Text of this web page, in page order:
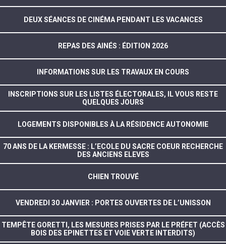
DEUX SÉANCES DE CINÉMA PENDANT LES VACANCES
REPAS DES AINÉS : ÉDITION 2026
INFORMATIONS SUR LES TRAVAUX EN COURS
INSCRIPTIONS SUR LES LISTES ÉLECTORALES, IL VOUS RESTE
QUELQUES JOURS
LOGEMENTS DISPONIBLES À LA RÉSIDENCE AUTONOMIE
70 ANS DE LA KERMESSE : L’ECOLE DU SACRE COEUR RECHERCHE
DES ANCIENS ELEVES
CHIEN TROUVÉ
VENDREDI 30 JANVIER : PORTES OUVERTES DE L’UNISSON
TEMPÊTE GORETTI, LES MESURES PRISES PAR LE PRÉFET (ACCÈS
BOIS DES EPINETTES ET VOIE VERTE INTERDITS)